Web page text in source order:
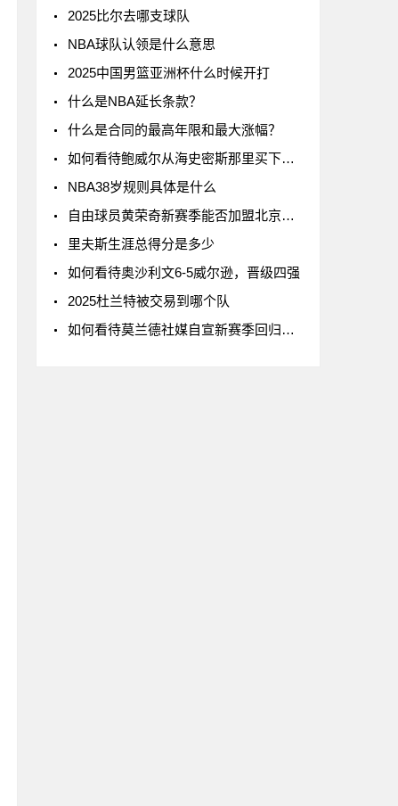
2025比尔去哪支球队
NBA球队认领是什么意思
2025中国男篮亚洲杯什么时候开打
什么是NBA延长条款？
什么是合同的最高年限和最大涨幅？
如何看待鲍威尔从海史密斯那里买下了24号球衣
NBA38岁规则具体是什么
自由球员黄荣奇新赛季能否加盟北京男篮?
里夫斯生涯总得分是多少
如何看待奥沙利文6-5威尔逊，晋级四强
2025杜兰特被交易到哪个队
如何看待莫兰德社媒自宣新赛季回归辽宁男篮